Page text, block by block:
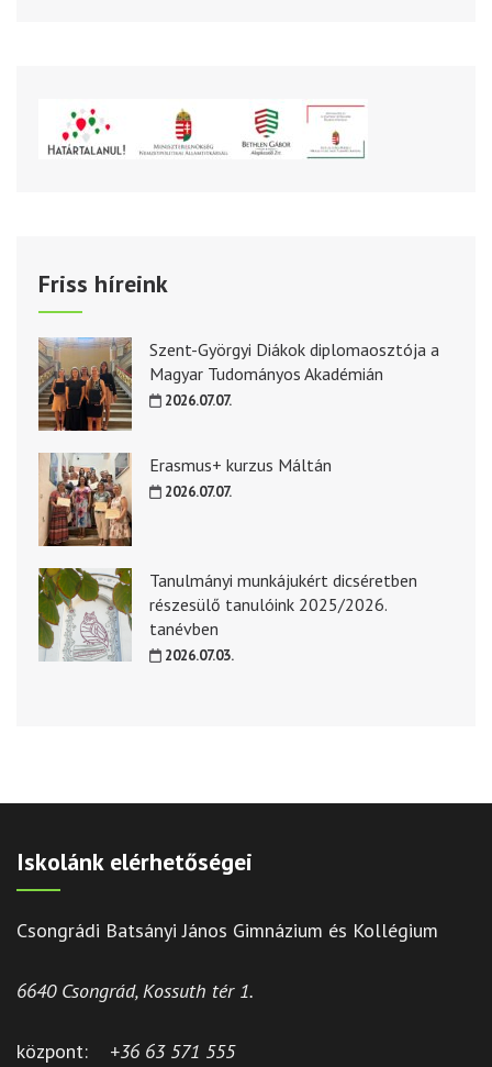
Friss híreink
Szent-Györgyi Diákok diplomaosztója a
Magyar Tudományos Akadémián
2026.07.07.
Erasmus+ kurzus Máltán
2026.07.07.
Tanulmányi munkájukért dicséretben
részesülő tanulóink 2025/2026.
tanévben
2026.07.03.
Iskolánk elérhetőségei
Csongrádi Batsányi János Gimnázium és Kollégium
6640 Csongrád, Kossuth tér 1.
központ: +36 63 571 555